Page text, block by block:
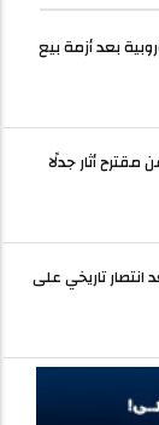
بعد أزمة بيع
مقترح أثار جدلًا
تتوج بكأس العالم 2026 بعد انتصار تاريخي على